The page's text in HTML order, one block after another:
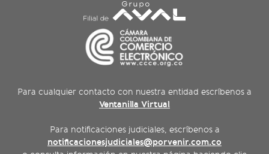
Para cualquier contacto con nuestra entidad escríbenos a
Ventanilla Virtual
Para notificaciones judiciales, escríbenos a
notificacionesjudiciales@porvenir.com.co